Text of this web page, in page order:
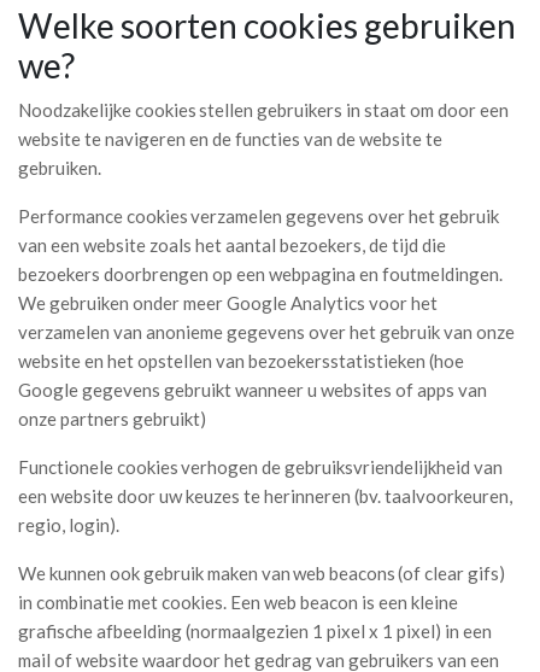
Welke soorten cookies gebruiken
we?
Noodzakelijke cookies stellen gebruikers in staat om door een
website te navigeren en de functies van de website te
gebruiken.
Performance cookies verzamelen gegevens over het gebruik
van een website zoals het aantal bezoekers, de tijd die
bezoekers doorbrengen op een webpagina en foutmeldingen.
We gebruiken onder meer Google Analytics voor het
verzamelen van anonieme gegevens over het gebruik van onze
website en het opstellen van bezoekersstatistieken (hoe
Google gegevens gebruikt wanneer u websites of apps van
onze partners gebruikt)
Functionele cookies verhogen de gebruiksvriendelijkheid van
een website door uw keuzes te herinneren (bv. taalvoorkeuren,
regio, login).
We kunnen ook gebruik maken van web beacons (of clear gifs)
in combinatie met cookies. Een web beacon is een kleine
grafische afbeelding (normaalgezien 1 pixel x 1 pixel) in een
mail of website waardoor het gedrag van gebruikers van een